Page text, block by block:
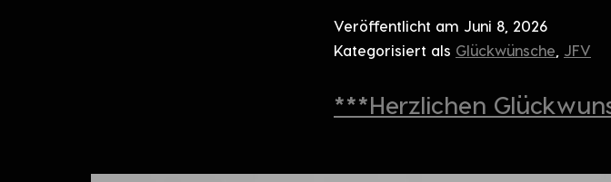
Veröffentlicht am Juni 8, 2026
Kategorisiert als Glückwünsche JFV
***Herzlichen